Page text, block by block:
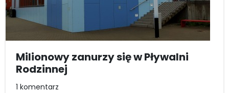
Milionowy zanurzy się w Pływalni
Rodzinnej
1 komentarz